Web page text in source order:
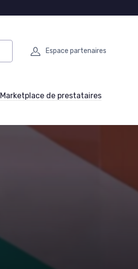
Espace partenaires
Marketplace de prestataires